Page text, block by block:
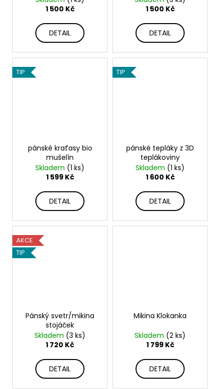
1 500 Kč
DETAIL
1 500 Kč
DETAIL
TIP
pánské kraťasy bio
mušelín
Skladem (1 ks)
1 599 Kč
DETAIL
TIP
pánské tepláky z 3D
teplákoviny
Skladem (1 ks)
1 600 Kč
DETAIL
AKCE
TIP
Pánský svetr/mikina
stojáček
Skladem (3 ks)
1 720 Kč
DETAIL
Mikina Klokanka
Skladem (2 ks)
1 799 Kč
DETAIL